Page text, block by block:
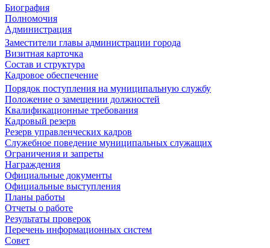
Биография
Полномочия
Администрация
Заместители главы администрации города
Визитная карточка
Состав и структура
Кадровое обеспечение
Порядок поступления на муниципальную службу
Положение о замещении должностей
Квалификационные требования
Кадровый резерв
Резерв управленческих кадров
Служебное поведение муниципальных служащих
Ограничения и запреты
Награждения
Официальные документы
Официальные выступления
Планы работы
Отчеты о работе
Результаты проверок
Перечень информационных систем
Совет